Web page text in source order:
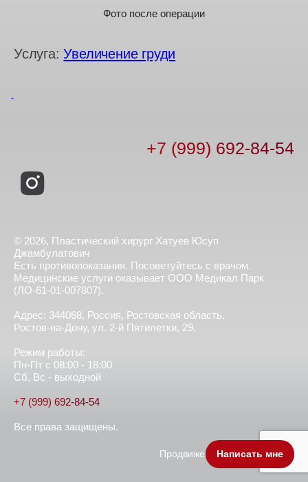
Фото после операции
Услуга:Увеличение груди
+7 (999) 692-84-54
© 2026, Пластический хирург Хатуев Юсуп
Джамбулатович
Есть противопоказания. Посоветуйтесь с врачом.
Медицинские услуги оказывает ООО Медикал Парк
(ЛО-61-01-007807).
Адрес: 344068, Россия, Ростовская область,
Ростов-на-Дону, ул. 2-й Пятилетки, 29.
Режим работы:
Пн-Пт с 08:00 - 18:00
Сб, Вс - выходной
+7 (999) 692-84-54
Все права защищены.
Продвижение сайта - BoostSEO
Написать мне